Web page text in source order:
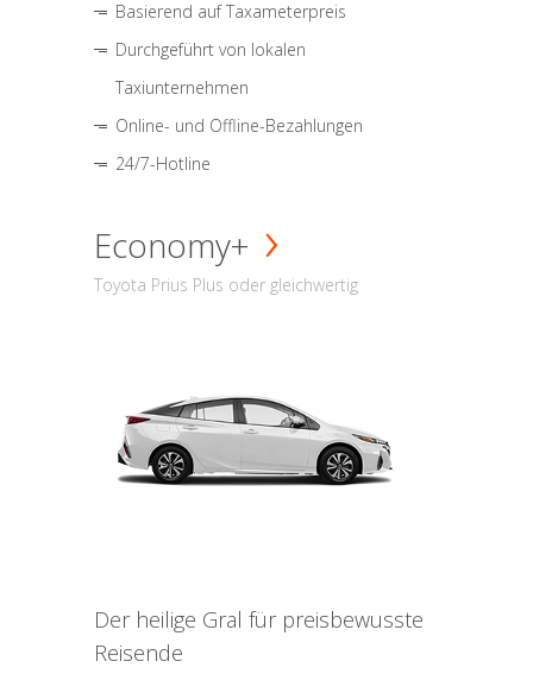
Basierend auf Taxameterpreis
Durchgeführt von lokalen
Taxiunternehmen
Online- und Offline-Bezahlungen
24/7-Hotline
Economy+
Toyota Prius Plus oder gleichwertig
Der heilige Gral für preisbewusste
Reisende